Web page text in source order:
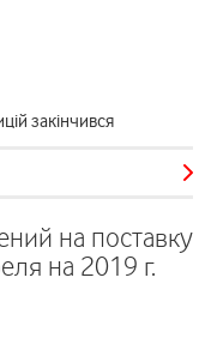
закінчився
на поставку
на 2019 г.